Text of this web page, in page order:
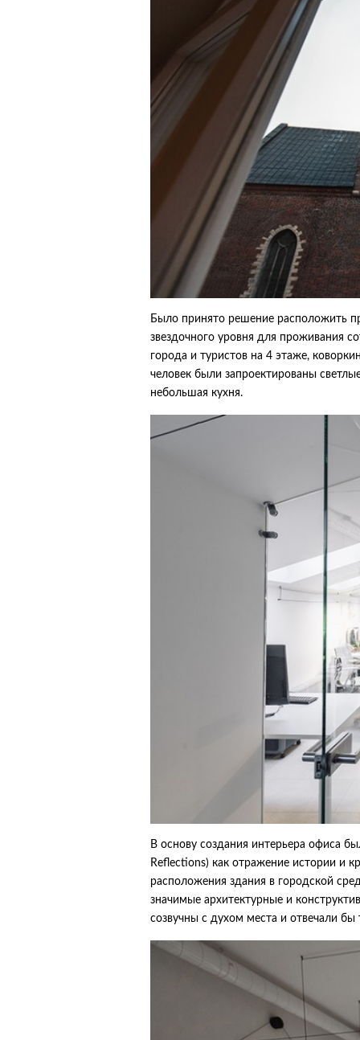
Было принято решение расположить
звездочного уровня для проживания
города и туристов на 4 этаже,
человек были запроектированы
небольшая кухня.
В основу создания интерьера офиса
Reflections) как отражение истории и
расположения здания в городской
значимые архитектурные и
созвучны с духом места и отвечали бы